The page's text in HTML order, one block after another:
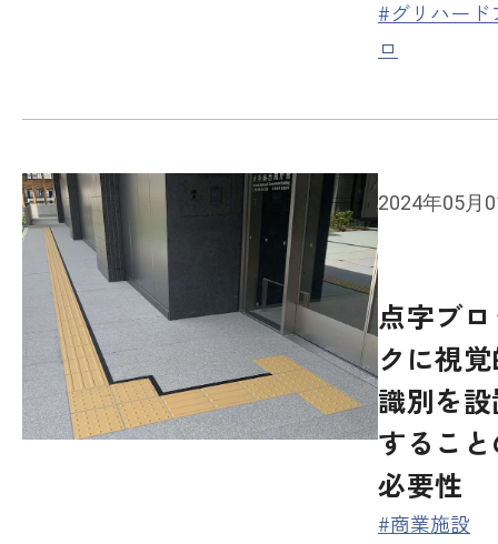
#グリハード
ロ
2024年05月
点字ブ
クに視
識別を
するこ
必要性
#商業施設